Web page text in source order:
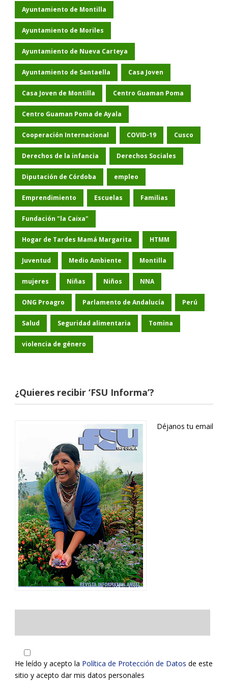
Ayuntamiento de Montilla
Ayuntamiento de Moriles
Ayuntamiento de Nueva Carteya
Ayuntamiento de Santaella Casa Joven
Casa Joven de Montilla Centro Guaman Poma
Centro Guaman Poma de Ayala
Cooperación Internacional COVID-19 Cusco
Derechos de la infancia Derechos Sociales
Diputación de Córdoba empleo
Emprendimiento Escuelas Familias
Fundación "la Caixa"
Hogar de Tardes Mamá Margarita HTMM
Juventud Medio Ambiente Montilla
mujeres Niñas Niños NNA
ONG Proagro Parlamento de Andalucía Perú
Salud Seguridad alimentaria Tomina
violencia de género
¿Quieres recibir ‘FSU Informa’?
Déjanos tu email
He leído y acepto la Política de Protección de Datos de este
sitio y acepto dar mis datos personales